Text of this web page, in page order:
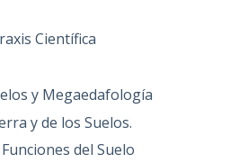
Científica
y Megaedafología
y de los Suelos.
del Suelo